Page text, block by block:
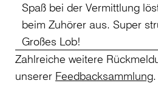
Spaß bei der Vermittlung
beim Zuhörer aus. Super
Großes Lob!
Zahlreiche weitere
unserer Feedbacksammlung.